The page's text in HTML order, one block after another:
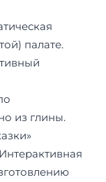
палате.
из глины.